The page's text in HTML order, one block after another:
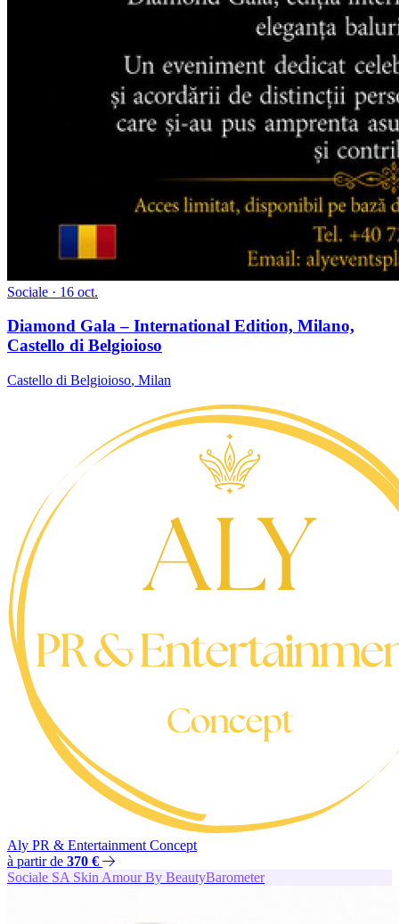
Sociale · 16 oct.
Diamond Gala – International Edition, Milano,
Castello di Belgioioso
Castello di Belgioioso, Milan
Aly PR & Entertainment Concept
à partir de 370 €
Sociale SA Skin Amour By BeautyBarometer